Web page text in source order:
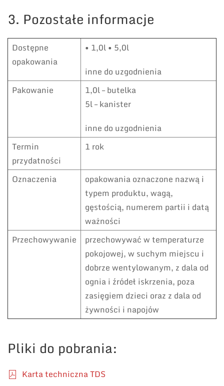
3. Pozostałe informacje
Dostępne
opakowania
• 1,0l • 5,0l
inne do uzgodnienia
Pakowanie
1,0l – butelka
5l – kanister
inne do uzgodnienia
Termin
przydatności
1 rok
Oznaczenia
opakowania oznaczone nazwą i
typem produktu, wagą,
gęstością, numerem partii i datą
ważności
Przechowywanie
przechowywać w temperaturze
pokojowej, w suchym miejscu i
dobrze wentylowanym, z dala od
ognia i źródeł iskrzenia, poza
zasięgiem dzieci oraz z dala od
żywności i napojów
Pliki do pobrania:
Karta techniczna TDS